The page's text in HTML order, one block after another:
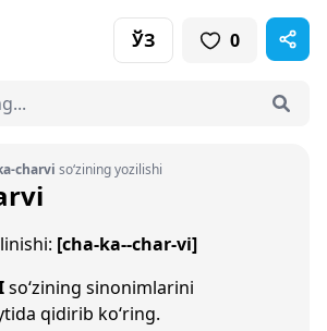
ЎЗ 0
charvi so‘zining yozilishi
[cha-ka--char-vi]
so‘zining sinonimlarini
qidirib ko‘ring.